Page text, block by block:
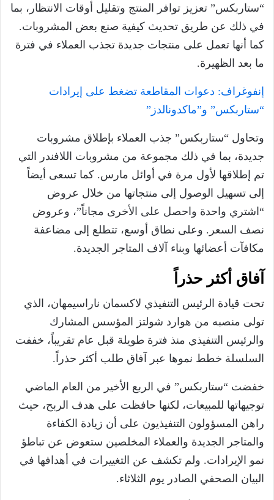
“ستاربكس” تعزيز توافر المنتج وتقليل أوقات الانتظار، بما
في ذلك عن طريق تحديث كيفية صنع بعض المشروبات.
كما أنها تعمل على منتجات جديدة تجذب العملاء في فترة
ما بعد الظهيرة.
إنفوغراف: دعوات المقاطعة تضغط على إيرادات
“ستاربكس” و”ماكدونالدز”
وتحاول “ستاربكس” جذب العملاء بإطلاق مشروبات
جديدة، بما في ذلك مجموعة من مشروبات اللافندر التي
تم إطلاقها لأول مرة في أوائل مارس. كما تسعى أيضاً
إلى تسهيل الوصول إلى منتجاتها من خلال عروض
“اشتري واحدة واحصل على الأخرى مجاناً”، وعروض
نصف السعر. وعلى نطاق أوسع، تتطلع إلى مضاعفة
مكافآت أعضائها وبناء آلاف المتاجر الجديدة.
آفاق أكثر حذراً
تحت قيادة الرئيس التنفيذي لاكسمان ناراسيمهان، الذي
تولى منصبه من هوارد شولتز المؤسس المشارك
والرئيس التنفيذي منذ فترة طويلة قبل عام تقريباً، خففت
السلسلة خطط نموها عبر آفاق طلب أكثر حذراً.
خفضت “ستاربكس” في الربع الأخير من العام الماضي
توجيهاتها للمبيعات، لكنها حافظت على هدف الربح، حيث
راهن المسؤولون التنفيذيون على أن زيادة الكفاءة
والمتاجر الجديدة والعملاء المخلصين ستعوض عن تباطؤ
نمو الإيرادات. ولم تكشف عن التغييرات في أهدافها في
البيان الصحفي الصادر يوم الثلاثاء.